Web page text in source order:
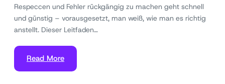
Respeccen und Fehler rückgängig zu machen geht schnell
und günstig – vorausgesetzt, man weiß, wie man es richtig
anstellt. Dieser Leitfaden…
Read More